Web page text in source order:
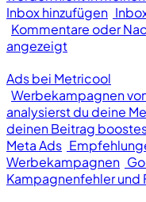
Inbox hinzufügen
Kommentare oder
angezeigt
Ads bei Metricool
Werbekampagnen
analysierst du deine
deinen Beitrag
Meta Ads
Werbekampagnen
Kampagnenfehler und